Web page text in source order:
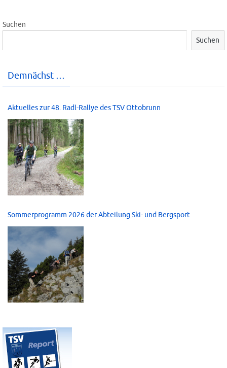
Suchen
Suchen
Demnächst …
Aktuelles zur 48. Radl-Rallye des TSV Ottobrunn
Sommerprogramm 2026 der Abteilung Ski- und Bergsport